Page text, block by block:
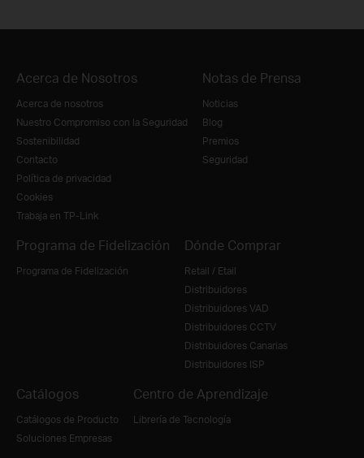
Acerca de Nosotros
Acerca de nosotros
Nuestro Compromiso con la Seguridad
Sostenibilidad
Contacto
Política de privacidad
Cookies
Trabaja en TP-Link
Notas de Prensa
Noticias
Blog
Premios
Seguridad
Programa de Fidelización
Programa de Fidelización
Dónde Comprar
Retail / Etail
Distribuidores
Distribuidores VAD
Distribuidores CCTV
Distribuidores Canarias
Distribuidores ISP
Catálogos
Catálogos de Producto
Soluciones Empresas
Centro de Aprendizaje
Librería de Tecnología